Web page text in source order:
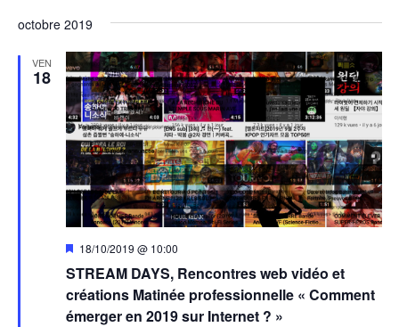
de
vues
une
date.
octobre 2019
VEN
18
STREAM DAYS, Rencontres web vidéo et
créations Matinée professionnelle « Comment
émerger en 2019 sur Internet ? »
Mis
avant
18/10/2019 @ 10:00